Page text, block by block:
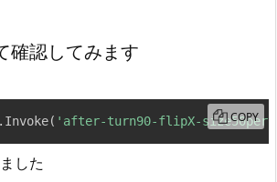
確認してみます
. Invoke( 'after-turn90-flipX- COPY
した